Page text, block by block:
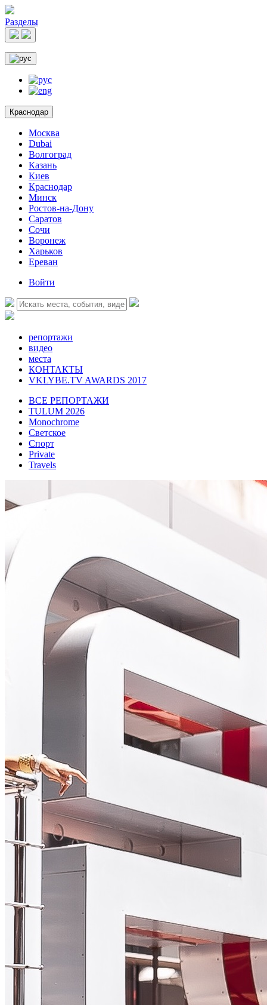
Разделы
Краснодар
Москва
Dubai
Волгоград
Казань
Киев
Краснодар
Минск
Ростов-на-Дону
Саратов
Сочи
Воронеж
Харьков
Ереван
Войти
репортажи
видео
места
КОНТАКТЫ
VKLYBE.TV AWARDS 2017
ВСЕ РЕПОРТАЖИ
TULUM 2026
Monochrome
Светское
Спорт
Private
Travels